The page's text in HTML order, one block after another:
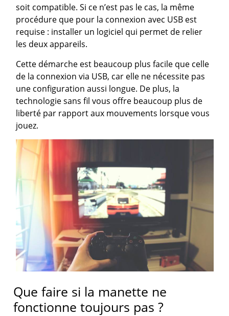
soit compatible. Si ce n’est pas le cas, la même
procédure que pour la connexion avec USB est
requise : installer un logiciel qui permet de relier
les deux appareils.
Cette démarche est beaucoup plus facile que celle
de la connexion via USB, car elle ne nécessite pas
une configuration aussi longue. De plus, la
technologie sans fil vous offre beaucoup plus de
liberté par rapport aux mouvements lorsque vous
jouez.
Que faire si la manette ne
fonctionne toujours pas ?